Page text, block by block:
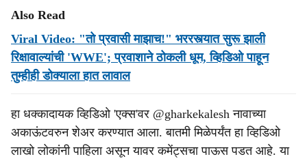
Also Read
Viral Video: "तो प्रवासी माझाच!" भररस्त्यात सुरू झाली
रिक्षावाल्यांची 'WWE'; प्रवाशाने ठोकली धूम, व्हिडिओ पाहून
तुम्हीही डोक्याला हात लावाल
हा धक्कादायक व्हिडिओ 'एक्स'वर @gharkekalesh नावाच्या
अकाऊंटवरुन शेअर करण्यात आला. बातमी मिळेपर्यंत हा व्हिडिओ
लाखो लोकांनी पाहिला असून यावर कमेंट्सचा पाऊस पडत आहे. या